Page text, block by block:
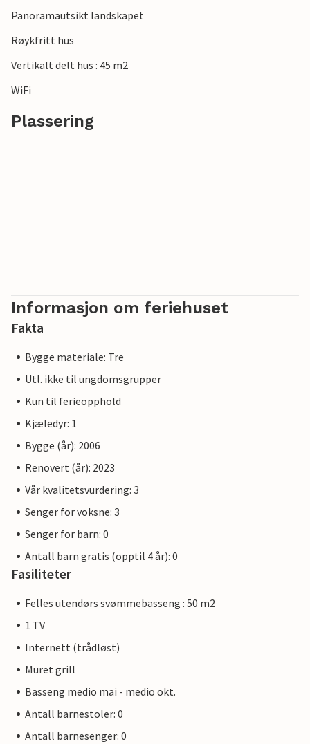
Panoramautsikt landskapet
Røykfritt hus
Vertikalt delt hus : 45 m2
WiFi
Plassering
Informasjon om feriehuset
Fakta
Bygge materiale: Tre
Utl. ikke til ungdomsgrupper
Kun til ferieopphold
Kjæledyr: 1
Bygge (år): 2006
Renovert (år): 2023
Vår kvalitetsvurdering: 3
Senger for voksne: 3
Senger for barn: 0
Antall barn gratis (opptil 4 år): 0
Fasiliteter
Felles utendørs svømmebasseng : 50 m2
1 TV
Internett (trådløst)
Muret grill
Basseng medio mai - medio okt.
Antall barnestoler: 0
Antall barnesenger: 0